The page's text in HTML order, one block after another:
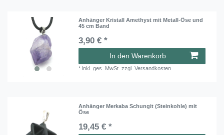
Anhänger Kristall Amethyst mit Metall-Öse und
45 cm Band
3,90 € *
In den Warenkorb
*inkl. ges. MwSt. zzgl.Versandkosten
Anhänger Merkaba Schungit (Steinkohle) mit
Öse
19,45 € *